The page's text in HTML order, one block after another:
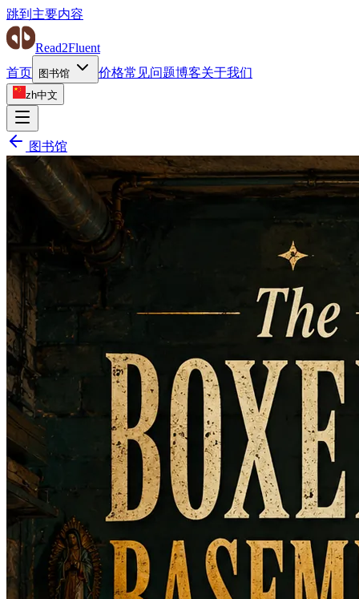
跳到主要内容
Read2Fluent
首页
图书馆 价格常见问题博客关于我们
zh中文
图书馆